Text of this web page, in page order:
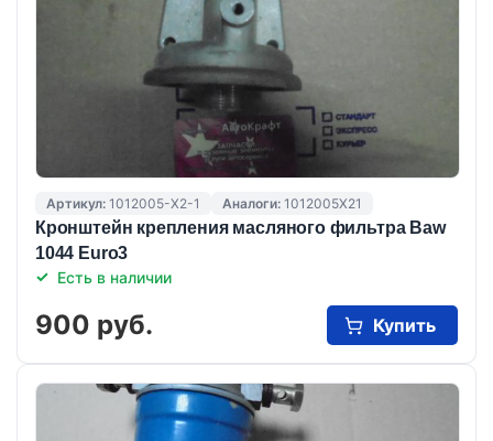
Артикул: 1012005-X2-1 Аналоги: 1012005X21
Кронштейн крепления масляного фильтра Baw
1044 Euro3
Есть в наличии
900 руб. Купить